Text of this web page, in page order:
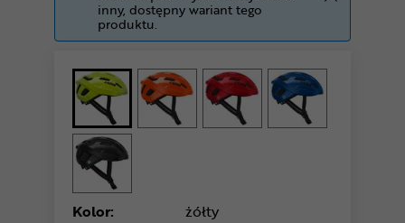
inny, dostępny wariant tego
produktu.
Kolor: żółty